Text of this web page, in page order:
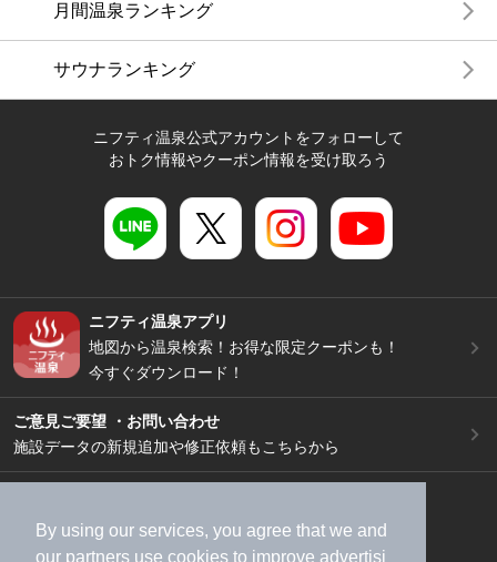
By using our services, you agree that we and
our partners use cookies to improve advertisi
月間温泉ランキング
サウナランキング
ニフティ温泉公式アカウントをフォローして
おトク情報やクーポン情報を受け取ろう
ニフティ温泉アプリ
地図から温泉検索！お得な限定クーポンも！
今すぐダウンロード！
ご意見ご要望 ・お問い合わせ
施設データの新規追加や修正依頼もこちらから
加盟店募集（資料請求）
広告出稿のご案内